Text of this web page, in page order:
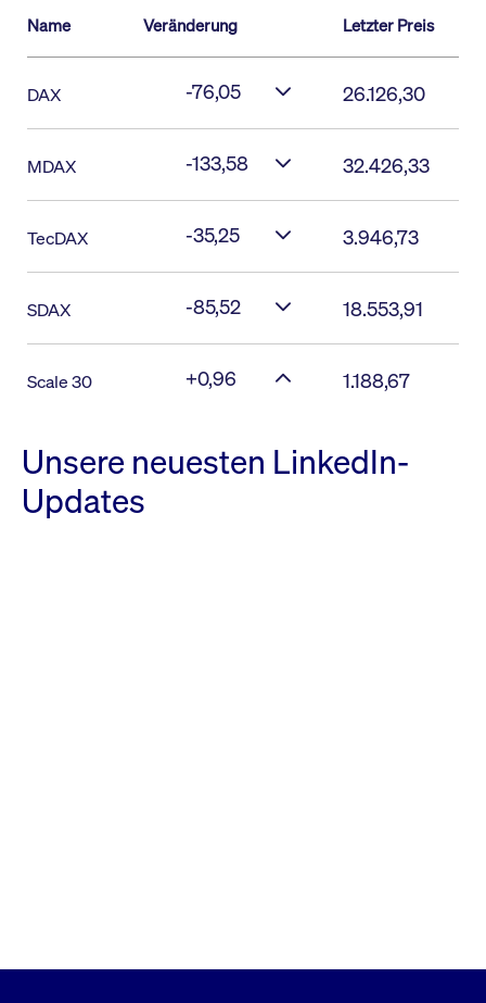
Name Veränderung Letzter Preis
DAX -76,05 26.126,30
MDAX -133,58 32.426,33
TecDAX -35,25 3.946,73
SDAX -85,52 18.553,91
Scale 30 +0,96 1.188,67
Unsere neuesten LinkedIn-
Updates